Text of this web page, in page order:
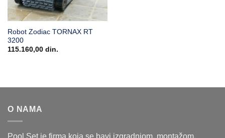
Robot Zodiac TORNAX RT
3200
115.160,00 din.
O NAMA